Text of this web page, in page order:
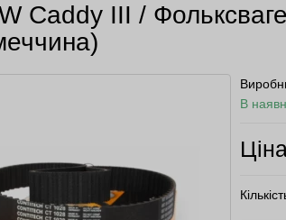
Caddy III /
В